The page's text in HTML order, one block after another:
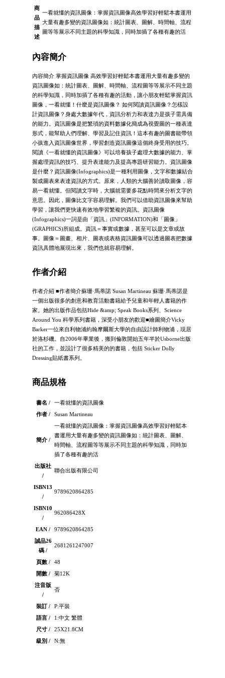
商
品
描
述
一看就懂的資訊圖像：掌握資訊圖像高效學習好輕鬆本書運用
大量有趣多變的資訊圖像如：統計圖表、圖解、時間軸、流程
圖等等展示不同主題的科學知識，同時加插了各種有趣的活
內容簡介
內容簡介 掌握資訊圖像 高效學習好輕鬆本書運用大量有趣多變的
資訊圖像如：統計圖表、圖解、時間軸、流程圖等等展示不同主題
的科學知識，同時加插了各種有趣的活動，讓小朋友輕鬆掌握資訊
圖像，一看就懂！什麼是資訊圖像？ 如何閱讀資訊圖像？怎樣設
計資訊圖像？身處大數據年代，資訊分析力和表達力是孩子需具備
的能力。資訊圖像是把繁瑣的資料數據化簡成為視覺圖的一種表達
形式，能幫助人們理解、學習及記住資訊！這本有趣的圖書能帶領
小孩進入資訊圖像世界，學習創造資訊圖像這個終身受用的技巧。
閱讀《一看就懂的資訊圖像》可以培養孩子處理大數據的能力、掌
握處理資訊的技巧、提升表達能力及提高專題研習能力。資訊圖像
是什麼？資訊圖像(Infographics)是一種利用圖像，文字和數據結合
製成圖表來表達資訊的方式。原來，人類的大腦善於讀取圖像，容
易一看就懂。但閱讀文字時，大腦就需要多花點時間來分析文字的
意思。因此，圖像比文字容易理解。我們可以借助資訊圖像來幫助
學習，讓我們更快速有效地學習繁複的資訊。資訊圖像
(Infographics)一詞是由「資訊」(INFORMATION)和「圖像」
(GRAPHICS)所組成。資訊＝事實或數據，甚至可以是文章或故
事。圖像＝圖畫、相片、圖表或表格資訊圖像可以透過圖表把數據
資訊具體地展現出來，我們也就容易理解。
作者介紹
作者介紹 ■作者簡介蘇珊·馬蒂諾 Susan Martineau 蘇珊·馬蒂諾是
一個出版很多的創意和教育活動書籍給予兒童和年輕人書籍的作
家。她的出版作品包括Hide &amp; Speak Books系列、Science
Around You 科學系列書籍，深受小朋友的歡迎■繪圖簡介Vicky
Barker一位來自利物浦約翰摩爾斯大學的自由設計師利物浦，現居
於洛杉磯。自2006年畢業後，搬到倫敦開始五年半於Usborne出版
社的工作，並設計了很多精美的的書籍，包括 Sticker Dolly
Dressing貼紙書系列。
商品規格
書名 /
一看就懂的資訊圖像
作者 /
Susan Martineau
簡介 /
一看就懂的資訊圖像：掌握資訊圖像高效學習好輕鬆本
書運用大量有趣多變的資訊圖像如：統計圖表、圖解、
時間軸、流程圖等等展示不同主題的科學知識，同時加
插了各種有趣的活
出版社
/
聯合出版有限公司
ISBN13
/
9789620864285
ISBN10
/
962086428X
EAN /
9789620864285
誠品26
碼 /
2681261247007
頁數 /
48
開數 /
菊12K
注音版
/
否
裝訂 /
P:平裝
語言 /
1:中文 繁體
尺寸 /
25X21.8CM
級別 /
N:無